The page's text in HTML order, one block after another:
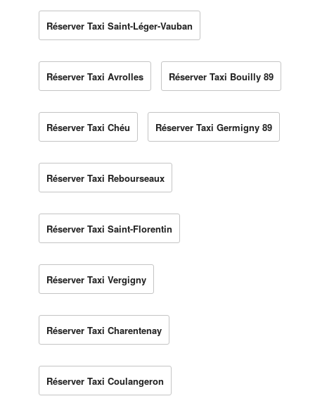
Réserver Taxi Saint-Léger-Vauban
Réserver Taxi Avrolles Réserver Taxi Bouilly 89
Réserver Taxi Chéu Réserver Taxi Germigny 89
Réserver Taxi Rebourseaux
Réserver Taxi Saint-Florentin
Réserver Taxi Vergigny
Réserver Taxi Charentenay
Réserver Taxi Coulangeron